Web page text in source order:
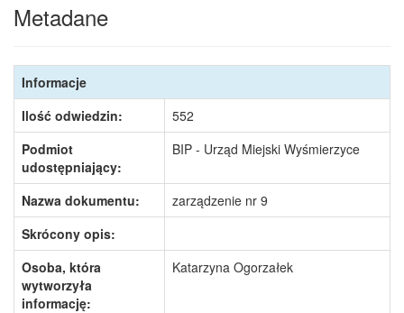
Metadane
Informacje
Ilość odwiedzin:
552
Podmiot
udostępniający:
BIP - Urząd Miejski Wyśmierzyce
Nazwa dokumentu:
zarządzenie nr 9
Skrócony opis:
Osoba, która
wytworzyła
informację:
Katarzyna Ogorzałek